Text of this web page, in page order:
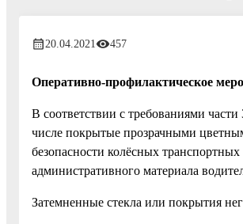
20.04.2021 457
Оперативно-профилактическое
В соответствии с требованиями
числе покрытые прозрачными
безопасности колёсных
административного материала
Затемненные стекла или покрытия